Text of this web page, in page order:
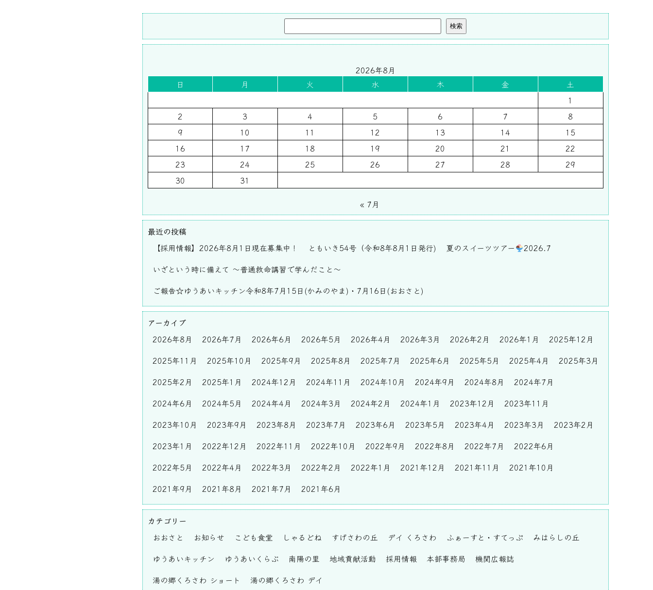
検索
2026年8月
日
月 火 水 木 金
土
1
2
3 4 5 6 7
8
9
10 11 12 13 14
15
16
17 18 19 20 21
22
23
24 25 26 27 28
29
30
31
« 7月
最近の投稿
【採用情報】2026年8月1日現在募集中！
ともいき54号（令和8年8月1日発行) 夏のスイーツツアー
2026.7
いざという時に備えて ～普通救命講習で学んだこと～
ご報告☆ゆうあいキッチン令和8年7月15日(かみのやま)・7月16日(おおさと)
アーカイブ
2026年8月
2026年7月 2026年6月 2026年5月 2026年4月 2026年3月 2026年2月 2026年1月
2025年12月
2025年11月
2025年10月 2025年9月 2025年8月 2025年7月 2025年6月 2025年5月 2025年4月
2025年3月
2025年2月
2025年1月 2024年12月 2024年11月 2024年10月 2024年9月 2024年8月
2024年7月
2024年6月
2024年5月 2024年4月 2024年3月 2024年2月 2024年1月 2023年12月
2023年11月
2023年10月
2023年9月 2023年8月 2023年7月 2023年6月 2023年5月 2023年4月 2023年3月
2023年2月
2023年1月
2022年12月 2022年11月 2022年10月 2022年9月 2022年8月 2022年7月
2022年6月
2022年5月
2022年4月 2022年3月 2022年2月 2022年1月 2021年12月 2021年11月
2021年10月
2021年9月
2021年8月 2021年7月 2021年6月
カテゴリー
おおさと
お知らせ こども食堂 しゃるどね すげさわの丘 デイ くろさわ ふぁーすと・すてっぷ
みはらしの丘
ゆうあいキッチン
ゆうあいくらぶ 南陽の里 地域貢献活動 採用情報 本部事務局
機関広報誌
湯の郷くろさわ ショート
湯の郷くろさわ デイ